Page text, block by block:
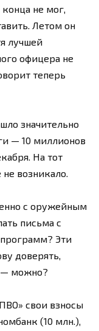
не мог,
Летом он
лучшей
офицера не
теперь
значительно
— 10 миллионов
На тот
возникало.
с оружейным
письма с
Эти
доверять,
— можно?
свои взносы
(10 млн.),